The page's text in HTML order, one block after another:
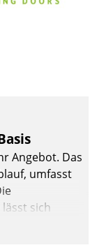
Angebot. Das
umfasst
sich
Freiraum